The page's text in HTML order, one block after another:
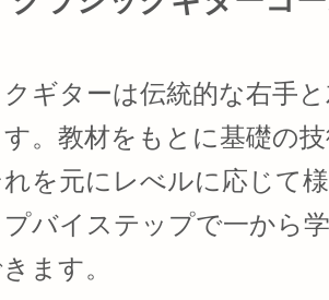
ギターは伝統的な右手
。教材をもとに基礎の
を元にレべルに応じて
バイステップで一から
ます。